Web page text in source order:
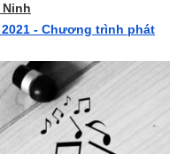
- Chương trình phát